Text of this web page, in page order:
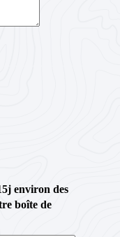
environ des
boîte de